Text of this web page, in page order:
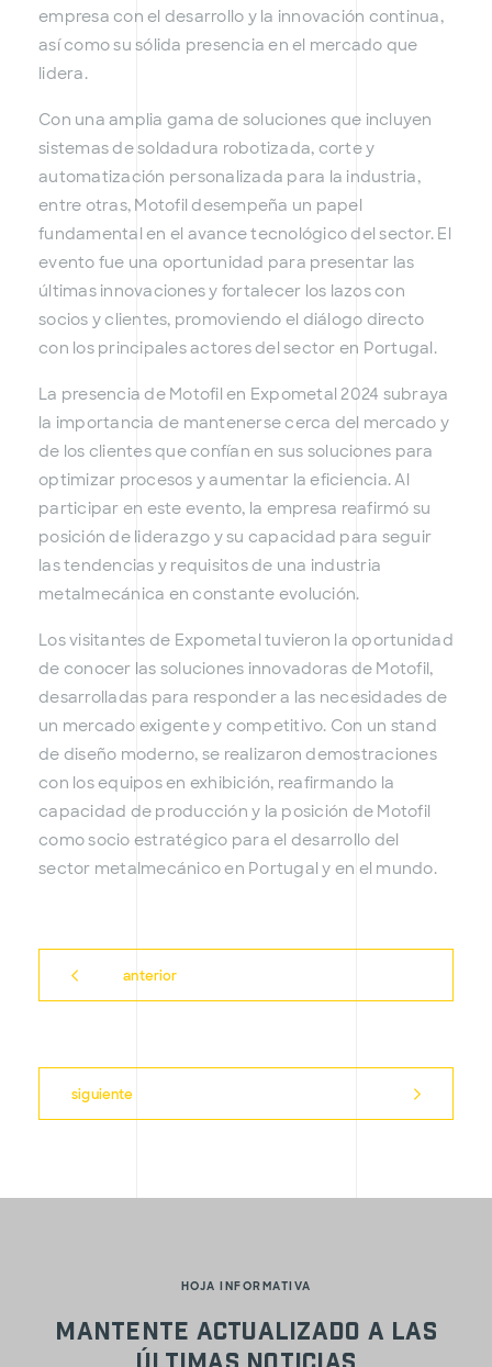
empresa con el desarrollo y la innovación continua,
así como su sólida presencia en el mercado que
lidera.
Con una amplia gama de soluciones que incluyen
sistemas de soldadura robotizada, corte y
automatización personalizada para la industria,
entre otras, Motofil desempeña un papel
fundamental en el avance tecnológico del sector. El
evento fue una oportunidad para presentar las
últimas innovaciones y fortalecer los lazos con
socios y clientes, promoviendo el diálogo directo
con los principales actores del sector en Portugal.
La presencia de Motofil en Expometal 2024 subraya
la importancia de mantenerse cerca del mercado y
de los clientes que confían en sus soluciones para
optimizar procesos y aumentar la eficiencia. Al
participar en este evento, la empresa reafirmó su
posición de liderazgo y su capacidad para seguir
las tendencias y requisitos de una industria
metalmecánica en constante evolución.
Los visitantes de Expometal tuvieron la oportunidad
de conocer las soluciones innovadoras de Motofil,
desarrolladas para responder a las necesidades de
un mercado exigente y competitivo. Con un stand
de diseño moderno, se realizaron demostraciones
con los equipos en exhibición, reafirmando la
capacidad de producción y la posición de Motofil
como socio estratégico para el desarrollo del
sector metalmecánico en Portugal y en el mundo.
anterior
siguiente
HOJA INFORMATIVA
Mantente actualizado a las
últimas noticias